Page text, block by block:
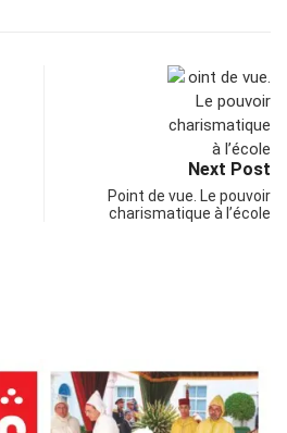
Next Post
Point de vue. Le pouvoir
charismatique à l’école